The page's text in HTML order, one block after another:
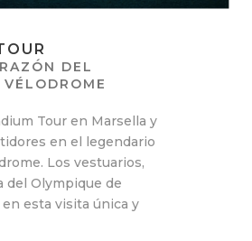
DEL
Tour en Marsella y
en el legendario
Los vestuarios,
del Olympique de
esta visita única y